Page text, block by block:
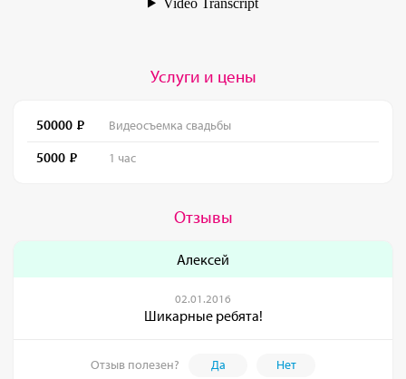
Услуги и цены
50000 Видеосъемка свадьбы
5000 1 час
Отзывы
Алексей
02.01.2016
Шикарные ребята!
Отзыв полезен? Да Нет